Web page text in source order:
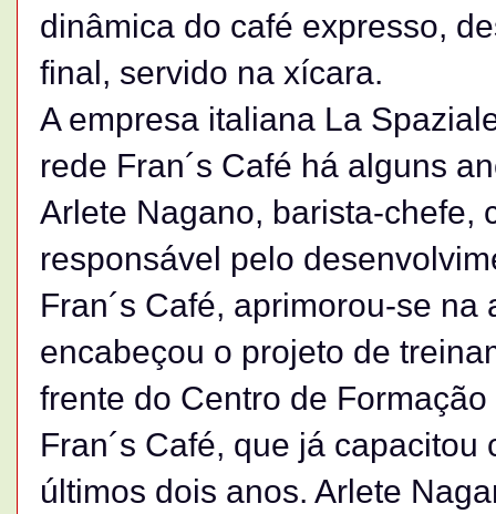
dinâmica do café expresso,
final, servido na xícara.
A empresa italiana La
rede Fran´s Café há alguns
Arlete Nagano, barista-chefe,
responsável pelo
Fran´s Café, aprimorou-se
encabeçou o projeto de
frente do Centro de
Fran´s Café, que já
últimos dois anos. Arlete